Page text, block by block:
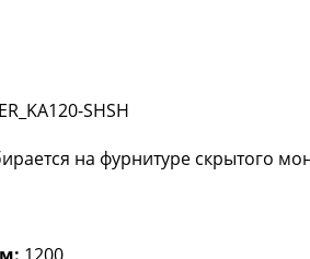
SHSH
на фурнитуре скрытого